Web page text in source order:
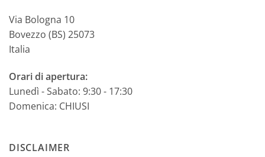
Via Bologna 10
Bovezzo (BS) 25073
Italia
Orari di apertura:
Lunedì - Sabato: 9:30 - 17:30
Domenica: CHIUSI
DISCLAIMER